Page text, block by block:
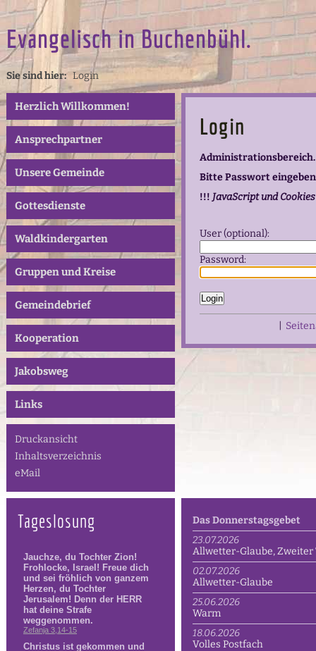
Evangelisch in Buchenbühl.
Sie sind hier:Login
Herzlich Willkommen!
Ansprechpartner
Unsere Gemeinde
Gottesdienste
Waldkindergarten
Gruppen und Kreise
Gemeindebrief
Kooperation
Jakobsweg
Links
Druckansicht
Inhaltsverzeichnis
eMail
Login
Administrationsbereich.
Bitte Passwort
!!! JavaScript und
User (optional):
Password:
Tageslosung
Das Donnerstagsgebet
23.07.2026
Allwetter-Glaube, Zweiter
02.07.2026
Allwetter-Glaube
25.06.2026
Warm
18.06.2026
Volles Postfach